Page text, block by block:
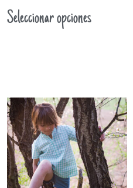
Seleccionar opciones